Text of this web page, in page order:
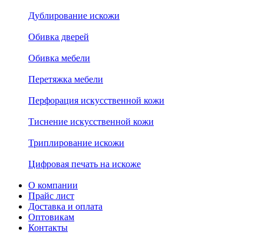
Дублирование искожи
Обивка дверей
Обивка мебели
Перетяжка мебели
Перфорация искусственной кожи
Тиснение искусственной кожи
Триплирование искожи
Цифровая печать на искоже
О компании
Прайс лист
Доставка и оплата
Оптовикам
Контакты